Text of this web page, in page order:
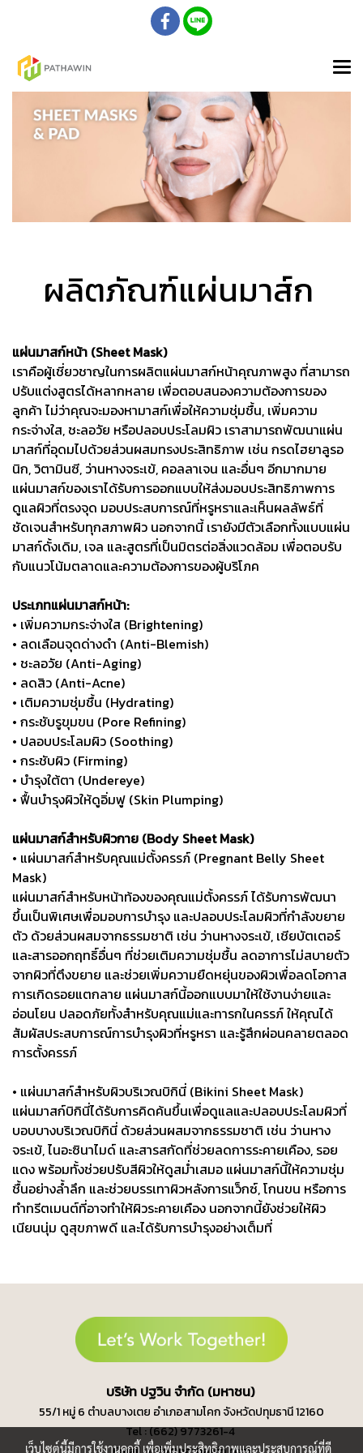
ผลิตภัณฑ์แผ่นมาส์ก
แผ่นมาสก์หน้า (Sheet Mask)
เราคือผู้เชี่ยวชาญในการผลิตแผ่นมาสก์หน้าคุณภาพสูง ที่สามารถ
ปรับแต่งสูตรได้หลากหลาย เพื่อตอบสนองความต้องการของ
ลูกค้า ไม่ว่าคุณจะมองหามาสก์เพื่อให้ความชุ่มชื้น, เพิ่มความ
กระจ่างใส, ชะลอวัย หรือปลอบประโลมผิว เราสามารถพัฒนาแผ่น
มาสก์ที่อุดมไปด้วยส่วนผสมทรงประสิทธิภาพ เช่น กรดไฮยาลูรอ
นิก, วิตามินซี, ว่านหางจระเข้, คอลลาเจน และอื่นๆ อีกมากมาย
แผ่นมาสก์ของเราได้รับการออกแบบให้ส่งมอบประสิทธิภาพการ
ดูแลผิวที่ตรงจุด มอบประสบการณ์ที่หรูหราและเห็นผลลัพธ์ที่
ชัดเจนสำหรับทุกสภาพผิว นอกจากนี้ เรายังมีตัวเลือกทั้งแบบแผ่น
มาสก์ดั้งเดิม, เจล และสูตรที่เป็นมิตรต่อสิ่งแวดล้อม เพื่อตอบรับ
กับแนวโน้มตลาดและความต้องการของผู้บริโภค
ประเภทแผ่นมาสก์หน้า:
• เพิ่มความกระจ่างใส (Brightening)
• ลดเลือนจุดด่างดำ (Anti-Blemish)
• ชะลอวัย (Anti-Aging)
• ลดสิว (Anti-Acne)
• เติมความชุ่มชื้น (Hydrating)
• กระชับรูขุมขน (Pore Refining)
• ปลอบประโลมผิว (Soothing)
• กระชับผิว (Firming)
• บำรุงใต้ตา (Undereye)
• ฟื้นบำรุงผิวให้ดูอิ่มฟู (Skin Plumping)
แผ่นมาสก์สำหรับผิวกาย (Body Sheet Mask)
• แผ่นมาสก์สำหรับคุณแม่ตั้งครรภ์ (Pregnant Belly Sheet
Mask)
แผ่นมาสก์สำหรับหน้าท้องของคุณแม่ตั้งครรภ์ ได้รับการพัฒนา
ขึ้นเป็นพิเศษเพื่อมอบการบำรุง และปลอบประโลมผิวที่กำลังขยาย
ตัว ด้วยส่วนผสมจากธรรมชาติ เช่น ว่านหางจระเข้, เชียบัตเตอร์
และสารออกฤทธิ์อื่นๆ ที่ช่วยเติมความชุ่มชื้น ลดอาการไม่สบายตัว
จากผิวที่ตึงขยาย และช่วยเพิ่มความยืดหยุ่นของผิวเพื่อลดโอกาส
การเกิดรอยแตกลาย แผ่นมาสก์นี้ออกแบบมาให้ใช้งานง่ายและ
อ่อนโยน ปลอดภัยทั้งสำหรับคุณแม่และทารกในครรภ์ ให้คุณได้
สัมผัสประสบการณ์การบำรุงผิวที่หรูหรา และรู้สึกผ่อนคลายตลอด
การตั้งครรภ์
• แผ่นมาสก์สำหรับผิวบริเวณบิกินี่ (Bikini Sheet Mask)
แผ่นมาสก์บิกินี่ได้รับการคิดค้นขึ้นเพื่อดูแลและปลอบประโลมผิวที่
บอบบางบริเวณบิกินี่ ด้วยส่วนผสมจากธรรมชาติ เช่น ว่านหาง
จระเข้, ไนอะซินาไมด์ และสารสกัดที่ช่วยลดการระคายเคือง, รอย
แดง พร้อมทั้งช่วยปรับสีผิวให้ดูสม่ำเสมอ แผ่นมาสก์นี้ให้ความชุ่ม
ชื้นอย่างล้ำลึก และช่วยบรรเทาผิวหลังการแว็กซ์, โกนขน หรือการ
ทำทรีตเมนต์ที่อาจทำให้ผิวระคายเคือง นอกจากนี้ยังช่วยให้ผิว
เนียนนุ่ม ดูสุขภาพดี และได้รับการบำรุงอย่างเต็มที่
บริษัท ปฐวิน จำกัด (มหาชน)
55/1 หมู่ 6 ตำบลบางเตย อำเภอสามโคก จังหวัดปทุมธานี 12160
Tel : (662) 9773261-4
เว็บไซต์นี้มีการใช้งานคุกกี้ เพื่อเพิ่มประสิทธิภาพและประสบการณ์ที่ดี